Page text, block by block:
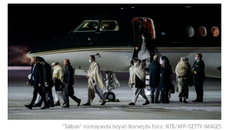
“Taliban” nümayəndə heyəti Norveçdə Foto: NTB/AFP/GETTY IMAGES